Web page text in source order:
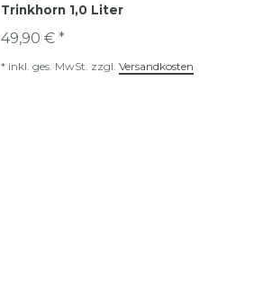
Trinkhorn 1,0 Liter
49,90 € *
* inkl. ges. MwSt. zzgl. Versandkosten